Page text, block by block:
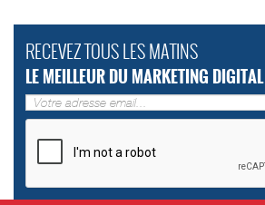
RECEVEZ TOUS LES MATINS
LE MEILLEUR DU MARKETING DIGITAL